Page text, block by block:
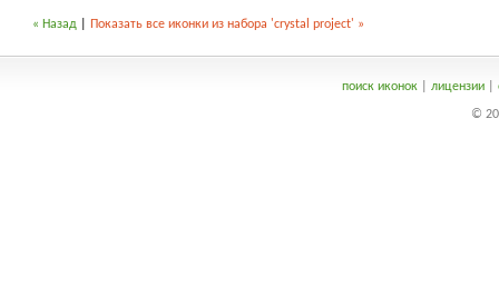
« Назад Показать все иконки из набора 'crystal project' »
поиск иконок| лицензии|
©